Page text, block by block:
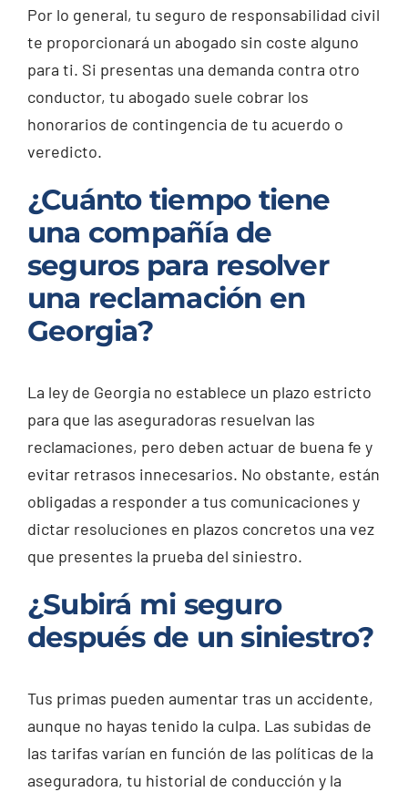
Por lo general, tu seguro de responsabilidad civil
te proporcionará un abogado sin coste alguno
para ti. Si presentas una demanda contra otro
conductor, tu abogado suele cobrar los
honorarios de contingencia de tu acuerdo o
veredicto.
¿Cuánto tiempo tiene
una compañía de
seguros para resolver
una reclamación en
Georgia?
La ley de Georgia no establece un plazo estricto
para que las aseguradoras resuelvan las
reclamaciones, pero deben actuar de buena fe y
evitar retrasos innecesarios. No obstante, están
obligadas a responder a tus comunicaciones y
dictar resoluciones en plazos concretos una vez
que presentes la prueba del siniestro.
¿Subirá mi seguro
después de un siniestro?
Tus primas pueden aumentar tras un accidente,
aunque no hayas tenido la culpa. Las subidas de
las tarifas varían en función de las políticas de la
aseguradora, tu historial de conducción y la